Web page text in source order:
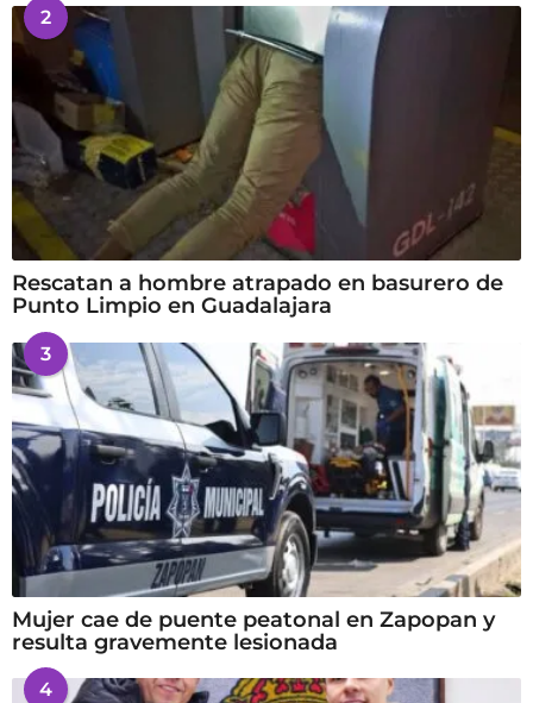
2
Rescatan a hombre atrapado en basurero de
Punto Limpio en Guadalajara
3
Mujer cae de puente peatonal en Zapopan y
resulta gravemente lesionada
4